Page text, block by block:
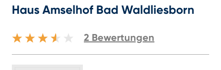
Haus Amselhof Bad Waldliesborn
2 Bewertungen